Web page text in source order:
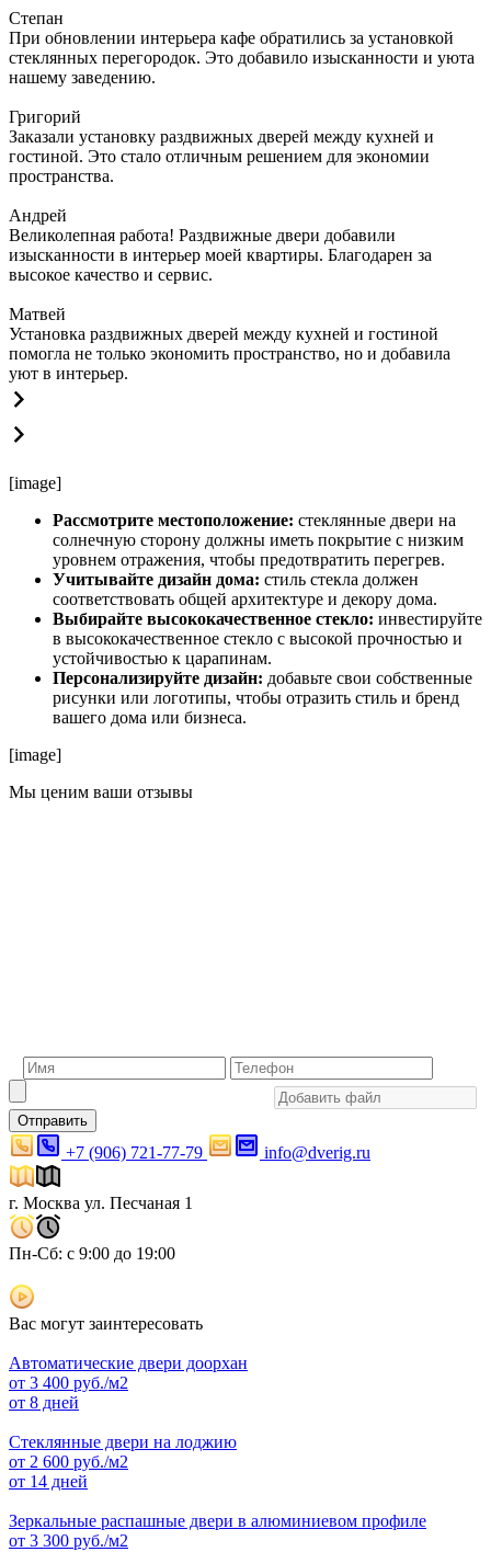
Степан
При обновлении интерьера кафе обратились за установкой
стеклянных перегородок. Это добавило изысканности и уюта
нашему заведению.
Григорий
Заказали установку раздвижных дверей между кухней и
гостиной. Это стало отличным решением для экономии
пространства.
Андрей
Великолепная работа! Раздвижные двери добавили
изысканности в интерьер моей квартиры. Благодарен за
высокое качество и сервис.
Матвей
Установка раздвижных дверей между кухней и гостиной
помогла не только экономить пространство, но и добавила
уют в интерьер.
[image]
Рассмотрите местоположение: стеклянные двери на
солнечную сторону должны иметь покрытие с низким
уровнем отражения, чтобы предотвратить перегрев.
Учитывайте дизайн дома: стиль стекла должен
соответствовать общей архитектуре и декору дома.
Выбирайте высококачественное стекло: инвестируйте
в высококачественное стекло с высокой прочностью и
устойчивостью к царапинам.
Персонализируйте дизайн: добавьте свои собственные
рисунки или логотипы, чтобы отразить стиль и бренд
вашего дома или бизнеса.
[image]
Мы ценим ваши отзывы
Отправить
+7 (906) 721-77-79 info@dverig.ru
г. Москва ул. Песчаная 1
Пн-Сб: с 9:00 до 19:00
Вас могут заинтересовать
Автоматические двери доорхан
от 3 400 руб./м2
от 8 дней
Стеклянные двери на лоджию
от 2 600 руб./м2
от 14 дней
Зеркальные распашные двери в алюминиевом профиле
от 3 300 руб./м2